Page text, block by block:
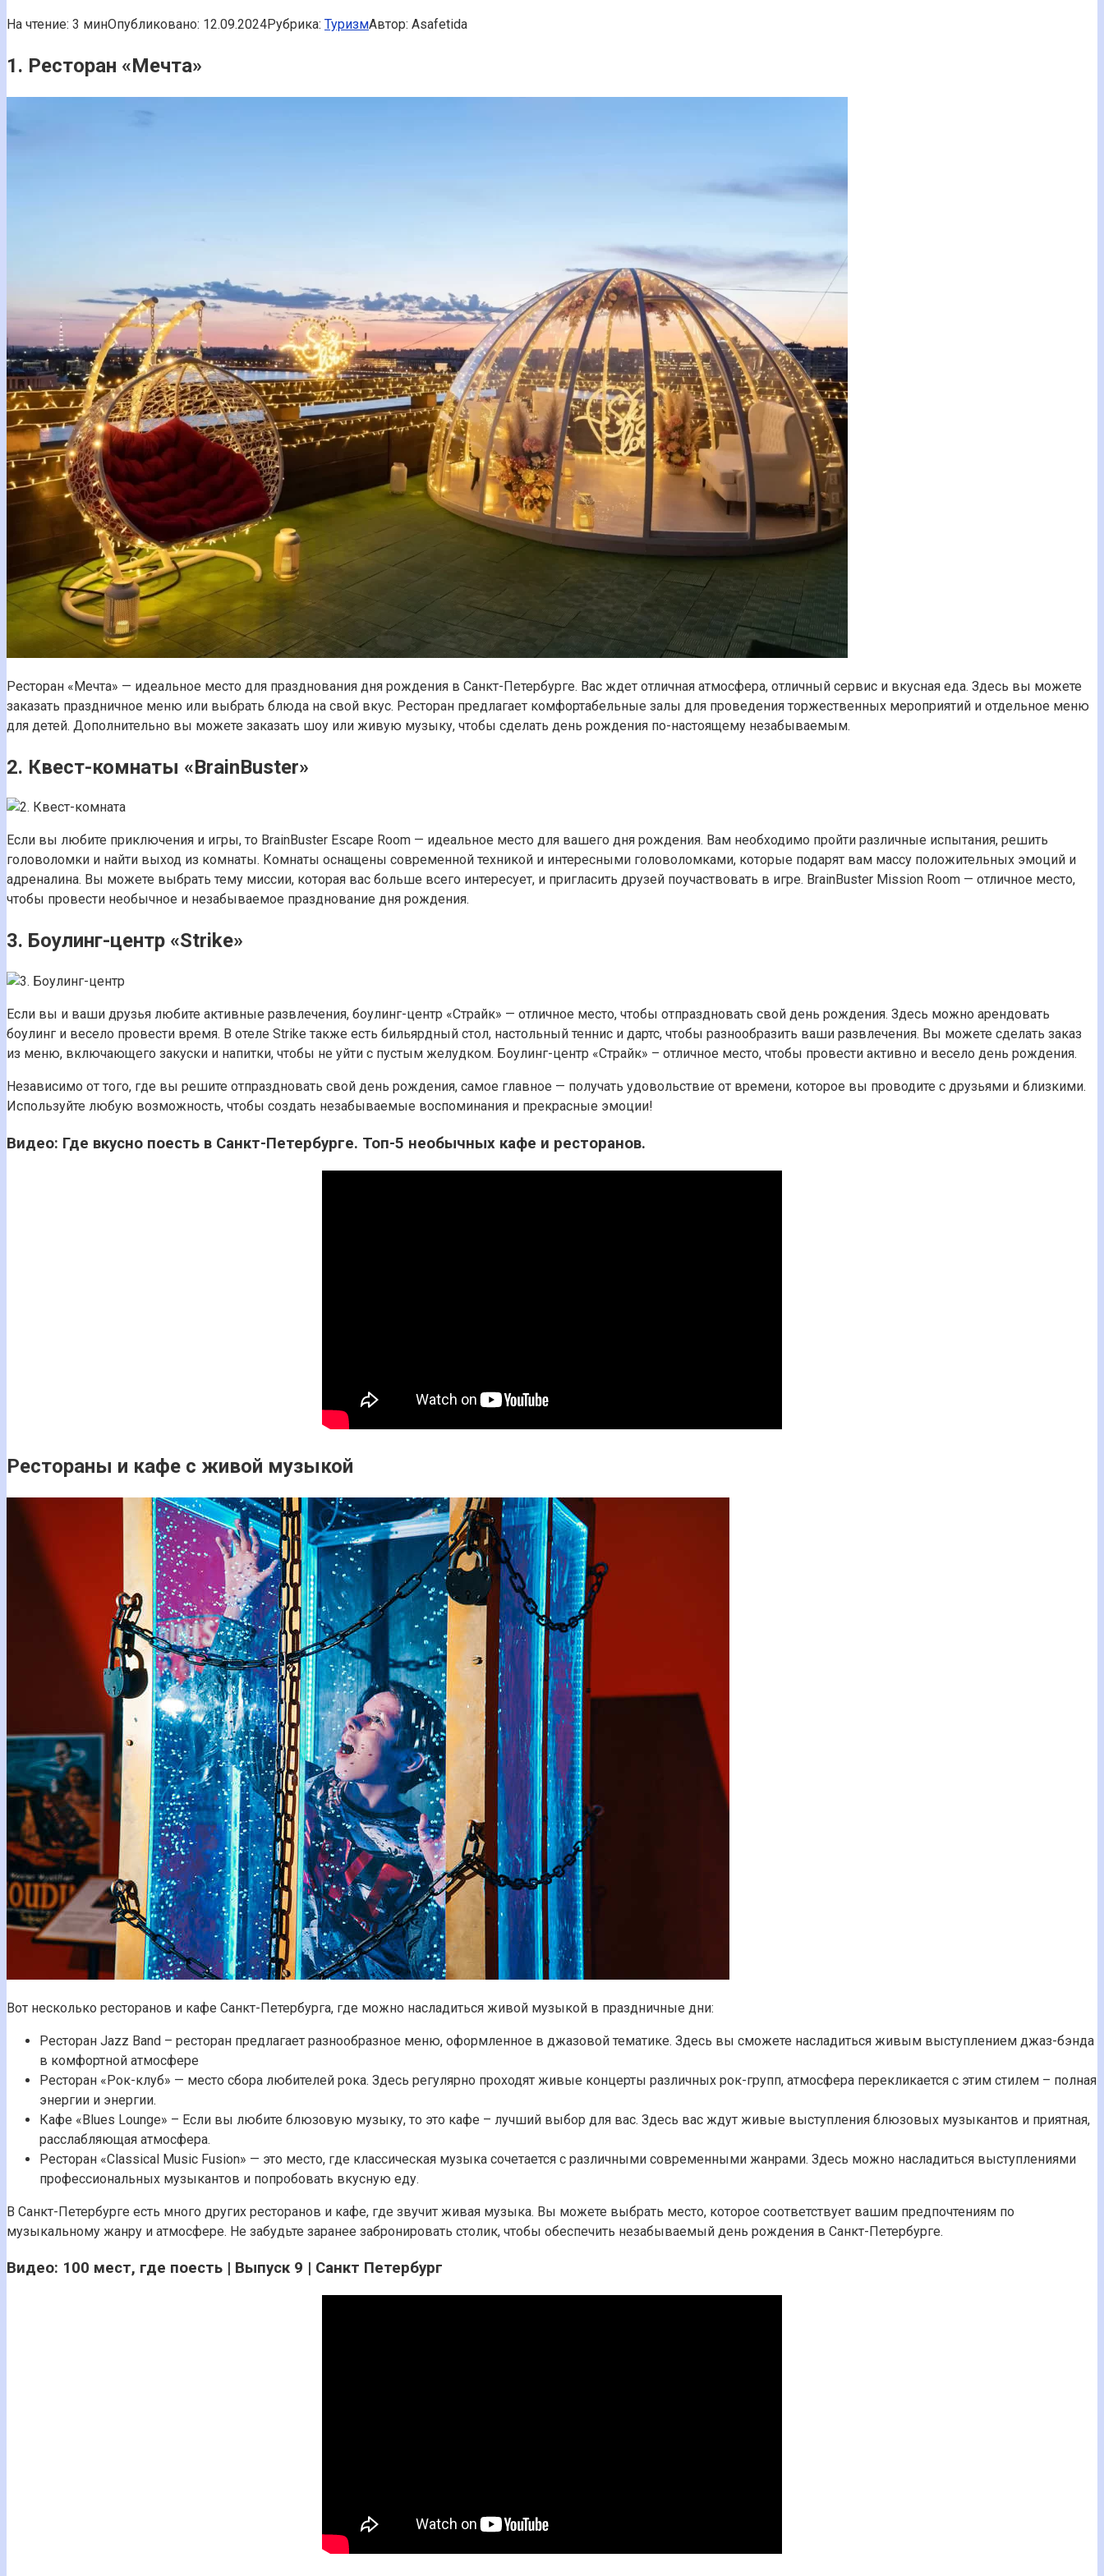
На чтение: 3 минОпубликовано: 12.09.2024Рубрика: ТуризмАвтор: Asafetida
1. Ресторан «Мечта»
Ресторан «Мечта» — идеальное место для празднования дня рождения в Санкт-Петербурге. Вас ждет отличная атмосфера, отличный сервис и вкусная еда. Здесь вы можете
заказать праздничное меню или выбрать блюда на свой вкус. Ресторан предлагает комфортабельные залы для проведения торжественных мероприятий и отдельное меню
для детей. Дополнительно вы можете заказать шоу или живую музыку, чтобы сделать день рождения по-настоящему незабываемым.
2. Квест-комнаты «BrainBuster»
Если вы любите приключения и игры, то BrainBuster Escape Room — идеальное место для вашего дня рождения. Вам необходимо пройти различные испытания, решить
головоломки и найти выход из комнаты. Комнаты оснащены современной техникой и интересными головоломками, которые подарят вам массу положительных эмоций и
адреналина. Вы можете выбрать тему миссии, которая вас больше всего интересует, и пригласить друзей поучаствовать в игре. BrainBuster Mission Room — отличное место,
чтобы провести необычное и незабываемое празднование дня рождения.
3. Боулинг-центр «Strike»
Если вы и ваши друзья любите активные развлечения, боулинг-центр «Страйк» — отличное место, чтобы отпраздновать свой день рождения. Здесь можно арендовать
боулинг и весело провести время. В отеле Strike также есть бильярдный стол, настольный теннис и дартс, чтобы разнообразить ваши развлечения. Вы можете сделать заказ
из меню, включающего закуски и напитки, чтобы не уйти с пустым желудком. Боулинг-центр «Страйк» – отличное место, чтобы провести активно и весело день рождения.
Независимо от того, где вы решите отпраздновать свой день рождения, самое главное — получать удовольствие от времени, которое вы проводите с друзьями и близкими.
Используйте любую возможность, чтобы создать незабываемые воспоминания и прекрасные эмоции!
Видео: Где вкусно поесть в Санкт-Петербурге. Топ-5 необычных кафе и ресторанов.
Рестораны и кафе с живой музыкой
Вот несколько ресторанов и кафе Санкт-Петербурга, где можно насладиться живой музыкой в ​​праздничные дни:
Ресторан Jazz Band – ресторан предлагает разнообразное меню, оформленное в джазовой тематике. Здесь вы сможете насладиться живым выступлением джаз-бэнда
в комфортной атмосфере
Ресторан «Рок-клуб» — место сбора любителей рока. Здесь регулярно проходят живые концерты различных рок-групп, атмосфера перекликается с этим стилем – полная
энергии и энергии.
Кафе «Blues Lounge» – Если вы любите блюзовую музыку, то это кафе – лучший выбор для вас. Здесь вас ждут живые выступления блюзовых музыкантов и приятная,
расслабляющая атмосфера.
Ресторан «Classical Music Fusion» — это место, где классическая музыка сочетается с различными современными жанрами. Здесь можно насладиться выступлениями
профессиональных музыкантов и попробовать вкусную еду.
В Санкт-Петербурге есть много других ресторанов и кафе, где звучит живая музыка. Вы можете выбрать место, которое соответствует вашим предпочтениям по
музыкальному жанру и атмосфере. Не забудьте заранее забронировать столик, чтобы обеспечить незабываемый день рождения в Санкт-Петербурге.
Видео: 100 мест, где поесть | Выпуск 9 | Санкт Петербург